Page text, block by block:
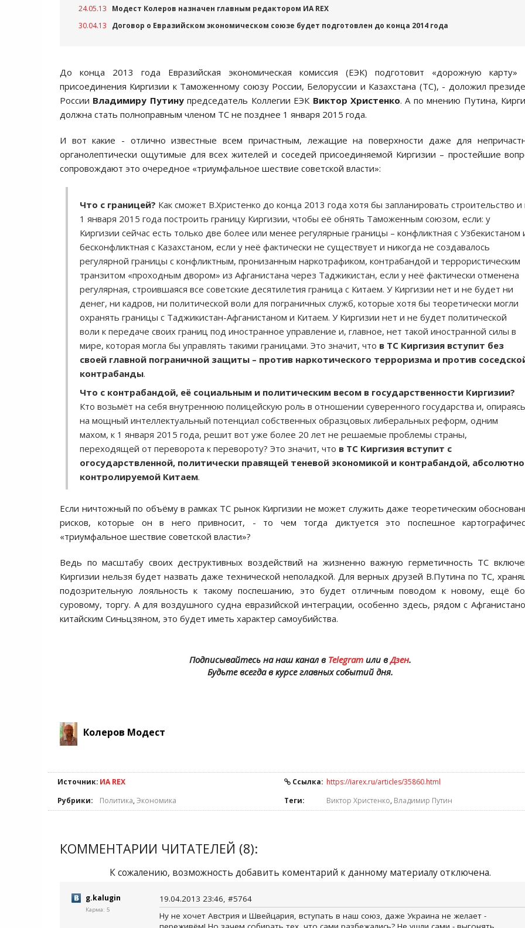
24.05.13
Модест Колеров назначен главным редактором ИА REX
30.04.13
Договор о Евразийском экономическом союзе будет подготовлен до конца 2014 года
До конца 2013 года Евразийская экономическая комиссия (ЕЭК) подготовит «дорожную карту»
присоединения Киргизии к Таможенному союзу России, Белоруссии и Казахстана (ТС), - доложил
России Владимиру Путинупредседатель Коллегии ЕЭК Виктор Христенко. А по мнению Путина,
должна стать полноправным членом ТС не позднее 1 января 2015 года.
И вот какие - отлично известные всем причастным, лежащие на поверхности даже для
органолептически ощутимые для всех жителей и соседей присоединяемой Киргизии – простейшие
сопровождают это очередное «триумфальное шествие советской власти»:
Что с границей? Как сможет В.Христенко до конца 2013 года хотя бы запланировать строительство и
1 января 2015 года построить границу Киргизии, чтобы её обнять Таможенным союзом, если: у
Киргизии сейчас есть только две более или менее регулярные границы – конфликтная с Узбекистаном
бесконфликтная с Казахстаном, если у неё фактически не существует и никогда не создавалось
регулярной границы с конфликтным, пронизанным наркотрафиком, контрабандой и террористическим
транзитом «проходным двором» из Афганистана через Таджикистан, если у неё фактически отменена
регулярная, строившаяся все советские десятилетия граница с Китаем. У Киргизии нет и не будет ни
денег, ни кадров, ни политической воли для пограничных служб, которые хотя бы теоретически могли
охранять границы с Таджикистан-Афганистаном и Китаем. У Киргизии нет и не будет политической
воли к передаче своих границ под иностранное управление и, главное, нет такой иностранной силы в
мире, которая могла бы управлять такими границами. Это значит, что в ТС Киргизия вступит без
своей главной пограничной защиты – против наркотического терроризма и против
контрабанды.
Что с контрабандой, её социальным и политическим весом в государственности Киргизии?
Кто возьмёт на себя внутреннюю полицейскую роль в отношении суверенного государства и, опираясь
на мощный интеллектуальный потенциал собственных образцовых либеральных реформ, одним
махом, к 1 января 2015 года, решит вот уже более 20 лет не решаемые проблемы страны,
переходящей от переворота к перевороту? Это значит, что в ТС Киргизия вступит с
огосударствленной, политически правящей теневой экономикой и контрабандой, абсолютно
контролируемой Китаем.
Если ничтожный по объёму в рамках ТС рынок Киргизии не может служить даже теоретическим
рисков, которые он в него привносит, - то чем тогда диктуется это поспешное
«триумфальное шествие советской власти»?
Ведь по масштабу своих деструктивных воздействий на жизненно важную герметичность ТС
Киргизии нельзя будет назвать даже технической неполадкой. Для верных друзей В.Путина по ТС,
подозрительную лояльность к такому поспешанию, это будет отличным поводом к новому, ещё
суровому, торгу. А для воздушного судна евразийской интеграции, особенно здесь, рядом с
китайским Синьцзяном, это будет иметь характер самоубийства.
Подписывайтесь на наш канал в Telegramили вДзен.
Будьте всегда в курсе главных событий дня.
Колеров Модест
Источник: ИА REX Ссылка: https://iarex.ru/articles/35860.html
Рубрики:
Политика, Экономика Теги: Виктор Христенко, Владимир Путин
КОММЕНТАРИИ ЧИТАТЕЛЕЙ (8):
К сожалению, возможность добавить коментарий к данному материалу отключена.
g.kalugin
Карма: 5
19.04.2013 23:46, #5764
Ну не хочет Австрия и Швейцария, вступать в наш союз, даже Украина не желает -